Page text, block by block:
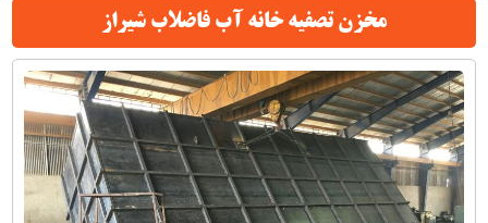
مخزن تصفیه خانه آب فاضلاب شیراز